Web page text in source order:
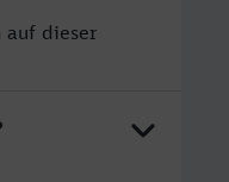
auf dieser